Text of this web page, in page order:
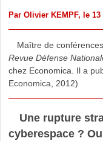
Par Olivier KEMPF, le 13
Maître de
Revue Défense
chez Economica. Il a
Economica, 2012)
Une rupture
cyberespace ?